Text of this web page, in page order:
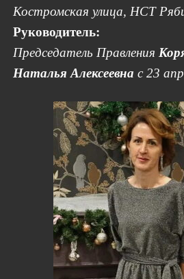
Костромская улица, НСТ
Руководитель:
Председатель Правления
Наталья Алексеевна с 23